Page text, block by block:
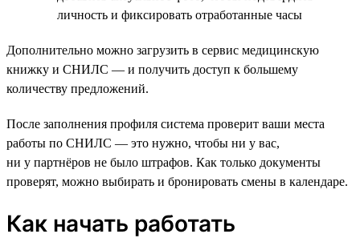
личность и фиксировать отработанные часы
Дополнительно можно загрузить в сервис медицинскую
книжку и СНИЛС — и получить доступ к большему
количеству предложений.
После заполнения профиля система проверит ваши места
работы по СНИЛС — это нужно, чтобы ни у вас,
ни у партнёров не было штрафов. Как только документы
проверят, можно выбирать и бронировать смены в календаре.
Как начать работать